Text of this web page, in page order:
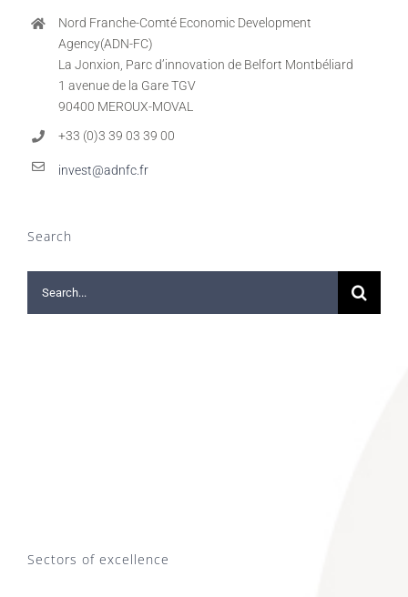
Nord Franche-Comté Economic Development
Agency(ADN-FC)
La Jonxion, Parc d’innovation de Belfort Montbéliard
1 avenue de la Gare TGV
90400 MEROUX-MOVAL
+33 (0)3 39 03 39 00
invest@adnfc.fr
Search
Search
for:
Sectors of excellence